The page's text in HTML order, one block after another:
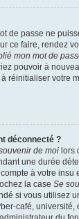
de passe ne
ce faire, rendez
mon mot de
pouvoir à
réinitialiser votre
déconnecté ?
de moi lors
une durée
à votre insu
la case Se
si vous utilisez
café, université,